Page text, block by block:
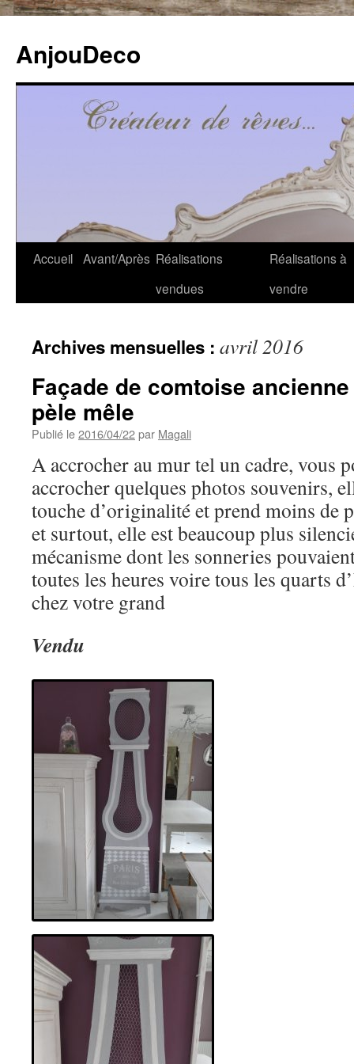
contenu
AnjouDeco
Accueil Avant/Après Réalisations
vendues
Réalisations à
vendre
Archives mensuelles : avril 2016
Façade de comtoise
pèle mêle
Publié le2016/04/22par Magali
A accrocher au mur tel un cadre, vous
accrocher quelques photos souvenirs,
touche d’originalité et prend moins de
et surtout, elle est beaucoup plus
mécanisme dont les sonneries
toutes les heures voire tous les quarts
chez votre grand
Vendu